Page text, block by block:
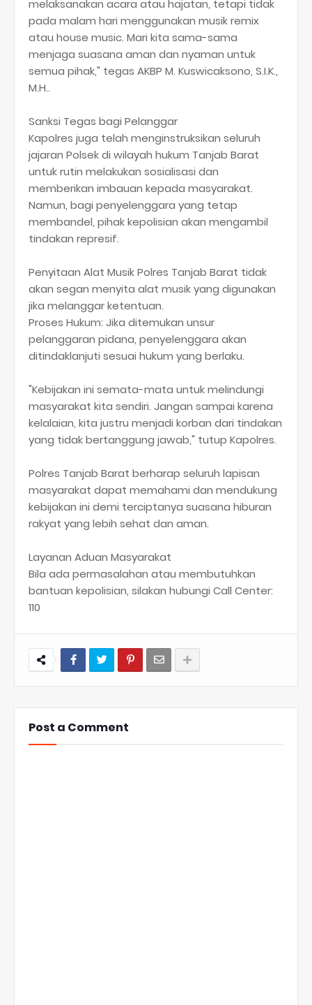
melaksanakan acara atau hajatan, tetapi tidak
pada malam hari menggunakan musik remix
atau house music. Mari kita sama-sama
menjaga suasana aman dan nyaman untuk
semua pihak," tegas AKBP M. Kuswicaksono, S.I.K.,
M.H..
​Sanksi Tegas bagi Pelanggar
Kapolres juga telah menginstruksikan seluruh
jajaran Polsek di wilayah hukum Tanjab Barat
untuk rutin melakukan sosialisasi dan
memberikan imbauan kepada masyarakat.
Namun, bagi penyelenggara yang tetap
membandel, pihak kepolisian akan mengambil
tindakan represif.
​Penyitaan Alat Musik Polres Tanjab Barat tidak
akan segan menyita alat musik yang digunakan
jika melanggar ketentuan.
​Proses Hukum: Jika ditemukan unsur
pelanggaran pidana, penyelenggara akan
ditindaklanjuti sesuai hukum yang berlaku.
​"Kebijakan ini semata-mata untuk melindungi
masyarakat kita sendiri. Jangan sampai karena
kelalaian, kita justru menjadi korban dari tindakan
yang tidak bertanggung jawab," tutup Kapolres.
​Polres Tanjab Barat berharap seluruh lapisan
masyarakat dapat memahami dan mendukung
kebijakan ini demi terciptanya suasana hiburan
rakyat yang lebih sehat dan aman.
​Layanan Aduan Masyarakat
Bila ada permasalahan atau membutuhkan
bantuan kepolisian, silakan hubungi Call Center:
110
Post a Comment